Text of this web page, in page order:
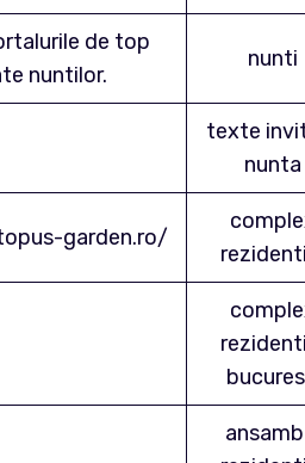
de top
nuntilor.
nunti
texte
nunta
garden.ro/